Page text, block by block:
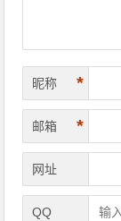
昵称 *
邮箱 *
网址
QQ